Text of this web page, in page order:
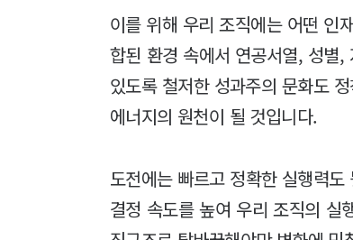
이를 위해 우리 조직에는 어떤 인
합된 환경 속에서 연공서열, 성별,
있도록 철저한 성과주의 문화도
에너지의 원천이 될 것입니다.
도전에는 빠르고 정확한 실행력
결정 속도를 높여 우리 조직의 실